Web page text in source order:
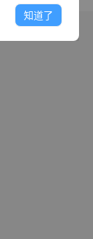
知道了